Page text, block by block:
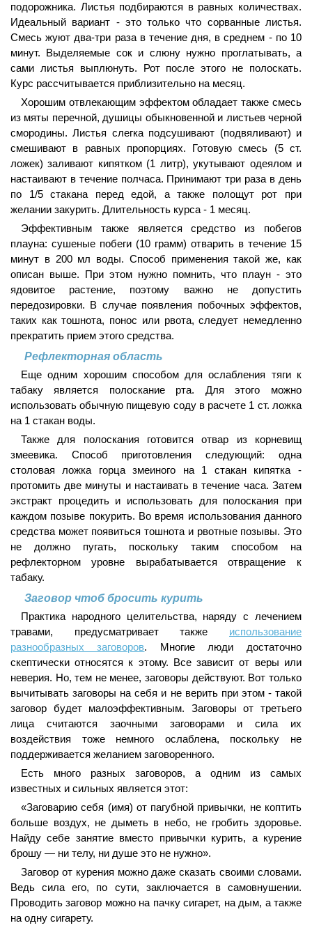
подорожника. Листья подбираются в равных количествах.
Идеальный вариант - это только что сорванные листья.
Смесь жуют два-три раза в течение дня, в среднем - по 10
минут. Выделяемые сок и слюну нужно проглатывать, а
сами листья выплюнуть. Рот после этого не полоскать.
Курс рассчитывается приблизительно на месяц.
Хорошим отвлекающим эффектом обладает также смесь
из мяты перечной, душицы обыкновенной и листьев черной
смородины. Листья слегка подсушивают (подвяливают) и
смешивают в равных пропорциях. Готовую смесь (5 ст.
ложек) заливают кипятком (1 литр), укутывают одеялом и
настаивают в течение полчаса. Принимают три раза в день
по 1/5 стакана перед едой, а также полощут рот при
желании закурить. Длительность курса - 1 месяц.
Эффективным также является средство из побегов
плауна: сушеные побеги (10 грамм) отварить в течение 15
минут в 200 мл воды. Способ применения такой же, как
описан выше. При этом нужно помнить, что плаун - это
ядовитое растение, поэтому важно не допустить
передозировки. В случае появления побочных эффектов,
таких как тошнота, понос или рвота, следует немедленно
прекратить прием этого средства.
Рефлекторная область
Еще одним хорошим способом для ослабления тяги к
табаку является полоскание рта. Для этого можно
использовать обычную пищевую соду в расчете 1 ст. ложка
на 1 стакан воды.
Также для полоскания готовится отвар из корневищ
змеевика. Способ приготовления следующий: одна
столовая ложка горца змеиного на 1 стакан кипятка -
протомить две минуты и настаивать в течение часа. Затем
экстракт процедить и использовать для полоскания при
каждом позыве покурить. Во время использования данного
средства может появиться тошнота и рвотные позывы. Это
не должно пугать, поскольку таким способом на
рефлекторном уровне вырабатывается отвращение к
табаку.
Заговор чтоб бросить курить
Практика народного целительства, наряду с лечением
травами, предусматривает также использование
разнообразных заговоров. Многие люди достаточно
скептически относятся к этому. Все зависит от веры или
неверия. Но, тем не менее, заговоры действуют. Вот только
вычитывать заговоры на себя и не верить при этом - такой
заговор будет малоэффективным. Заговоры от третьего
лица считаются заочными заговорами и сила их
воздействия тоже немного ослаблена, поскольку не
поддерживается желанием заговоренного.
Есть много разных заговоров, а одним из самых
известных и сильных является этот:
«Заговарию себя (имя) от пагубной привычки, не коптить
больше воздух, не дыметь в небо, не гробить здоровье.
Найду себе занятие вместо привычки курить, а курение
брошу — ни телу, ни душе это не нужно».
Заговор от курения можно даже сказать своими словами.
Ведь сила его, по сути, заключается в самовнушении.
Проводить заговор можно на пачку сигарет, на дым, а также
на одну сигарету.